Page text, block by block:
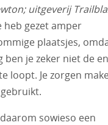
uitgeverij
heb gezet amper
plaatsjes,
je zeker niet de
loopt. Je zorgen
sowieso een